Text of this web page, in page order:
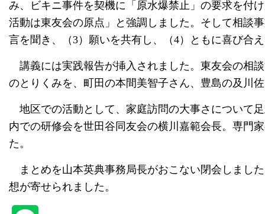
み、ビキニ事件を契機に「原水爆禁止」の要求を付
活動は東友会の原点」と強調しました。そして相談
言を聞き、（3）願いを共有し、（4）ともに喜び合
講義には実践報告が挿入されました。東友会の相
のとりくみを、町田の本間美智子さん、豊島の及川
地区での活動として、家庭訪問の大事さについて
内での研修会を世田谷同友会の横川嘉範会長。専門
た。
まとめを山本英典事務局長がおこない閉会しまし
想が寄せられました。